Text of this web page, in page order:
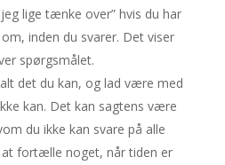
lige tænke over” hvis du har
inden du svarer. Det viser
spørgsmålet.
det du kan, og lad være med
kan. Det kan sagtens være
du ikke kan svare på alle
at fortælle noget, når tiden er